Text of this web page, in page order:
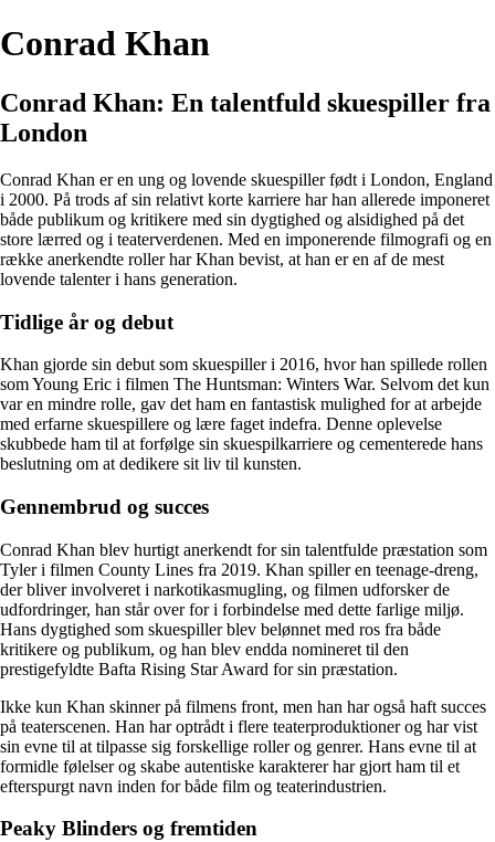
Conrad Khan
Conrad Khan: En talentfuld skuespiller fra
London
Conrad Khan er en ung og lovende skuespiller født i London, England
i 2000. På trods af sin relativt korte karriere har han allerede imponeret
både publikum og kritikere med sin dygtighed og alsidighed på det
store lærred og i teaterverdenen. Med en imponerende filmografi og en
række anerkendte roller har Khan bevist, at han er en af ​​de mest
lovende talenter i hans generation.
Tidlige år og debut
Khan gjorde sin debut som skuespiller i 2016, hvor han spillede rollen
som Young Eric i filmen The Huntsman: Winters War. Selvom det kun
var en mindre rolle, gav det ham en fantastisk mulighed for at arbejde
med erfarne skuespillere og lære faget indefra. Denne oplevelse
skubbede ham til at forfølge sin skuespilkarriere og cementerede hans
beslutning om at dedikere sit liv til kunsten.
Gennembrud og succes
Conrad Khan blev hurtigt anerkendt for sin talentfulde præstation som
Tyler i filmen County Lines fra 2019. Khan spiller en teenage-dreng,
der bliver involveret i narkotikasmugling, og filmen udforsker de
udfordringer, han står over for i forbindelse med dette farlige miljø.
Hans dygtighed som skuespiller blev belønnet med ros fra både
kritikere og publikum, og han blev endda nomineret til den
prestigefyldte Bafta Rising Star Award for sin præstation.
Ikke kun Khan skinner på filmens front, men han har også haft succes
på teaterscenen. Han har optrådt i flere teaterproduktioner og har vist
sin evne til at tilpasse sig forskellige roller og genrer. Hans evne til at
formidle følelser og skabe autentiske karakterer har gjort ham til et
efterspurgt navn inden for både film og teaterindustrien.
Peaky Blinders og fremtiden